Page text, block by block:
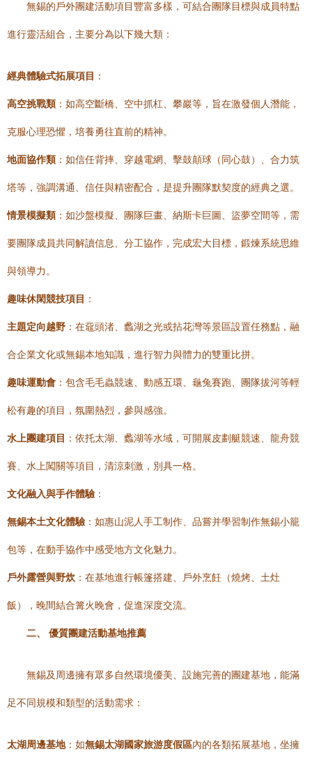
無錫的戶外團建活動項目豐富多樣，可結合團隊目標與成員特點
進行靈活組合，主要分為以下幾大類：
經典體驗式拓展項目 ：
高空挑戰類 ：如高空斷橋、空中抓杠、攀巖等，旨在激發個人潛能，
克服心理恐懼，培養勇往直前的精神。
地面協作類 ：如信任背摔、穿越電網、擊鼓顛球（同心鼓）、合力筑
塔等，強調溝通、信任與精密配合，是提升團隊默契度的經典之選。
情景模擬類 ：如沙盤模擬、團隊巨畫、納斯卡巨圖、盜夢空間等，需
要團隊成員共同解讀信息、分工協作，完成宏大目標，鍛煉系統思維
與領導力。
趣味休閑競技項目 ：
主題定向越野 ：在黿頭渚、蠡湖之光或拈花灣等景區設置任務點，融
合企業文化或無錫本地知識，進行智力與體力的雙重比拼。
趣味運動會 ：包含毛毛蟲競速、動感五環、龜兔賽跑、團隊拔河等輕
松有趣的項目，氛圍熱烈，參與感強。
水上團建項目 ：依托太湖、蠡湖等水域，可開展皮劃艇競速、龍舟競
賽、水上闖關等項目，清涼刺激，別具一格。
文化融入與手作體驗 ：
無錫本土文化體驗 ：如惠山泥人手工制作、品嘗并學習制作無錫小籠
包等，在動手協作中感受地方文化魅力。
戶外露營與野炊 ：在基地進行帳篷搭建、戶外烹飪（燒烤、土灶
飯），晚間結合篝火晚會，促進深度交流。
二、 優質團建活動基地推薦
無錫及周邊擁有眾多自然環境優美、設施完善的團建基地，能滿
足不同規模和類型的活動需求：
太湖周邊基地：如無錫太湖國家旅游度假區內的各類拓展基地，坐擁